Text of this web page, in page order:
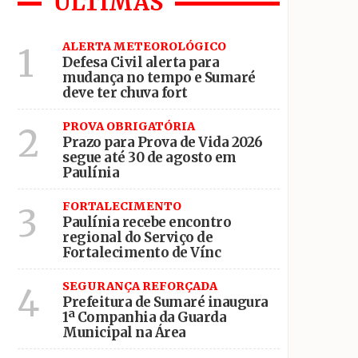
Acolhedora
1 ALERTA METEOROLÓGICO
Defesa Civil alerta para
mudança no tempo e Sumaré
deve ter chuva fort
2 PROVA OBRIGATÓRIA
Prazo para Prova de Vida 2026
segue até 30 de agosto em
Paulínia
3 FORTALECIMENTO
Paulínia recebe encontro
regional do Serviço de
Fortalecimento de Vínc
4 SEGURANÇA REFORÇADA
Prefeitura de Sumaré inaugura
1ª Companhia da Guarda
Municipal na Área